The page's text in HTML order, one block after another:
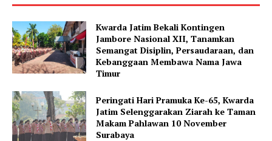
Kwarda Jatim Bekali Kontingen
Jambore Nasional XII, Tanamkan
Semangat Disiplin, Persaudaraan, dan
Kebanggaan Membawa Nama Jawa
Timur
Peringati Hari Pramuka Ke-65, Kwarda
Jatim Selenggarakan Ziarah ke Taman
Makam Pahlawan 10 November
Surabaya